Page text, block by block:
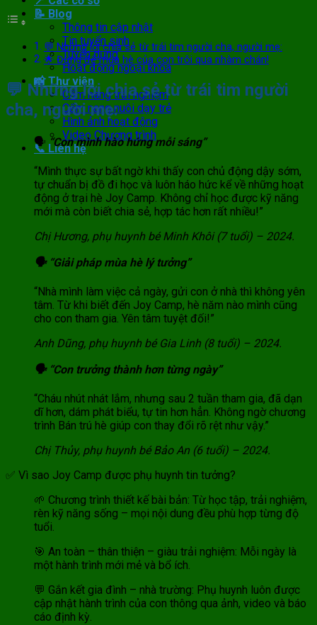
📝 Blog
Thông tin cập nhật
Tin tuyển sinh
Tuyển dụng
Hoạt động ngoại khóa
📸 Thư viện
Cẩm nang trải nghiệm
Cẩm nang nuôi dạy trẻ
Hình ảnh hoạt động
Video Chương trình
📞 Liên hệ
💬 Những lời chia sẻ từ trái tim người cha, người mẹ:
🌟 Đừng để mùa hè của con trôi qua nhàm chán!
💬 Những lời chia sẻ từ trái tim người
cha, người mẹ:
🗣️ “Con mình hào hứng mỗi sáng”
“Mình thực sự bất ngờ khi thấy con chủ động dậy sớm,
tự chuẩn bị đồ đi học và luôn háo hức kể về những hoạt
động ở trại hè Joy Camp. Không chỉ học được kỹ năng
mới mà còn biết chia sẻ, hợp tác hơn rất nhiều!”
Chị Hương, phụ huynh bé Minh Khôi (7 tuổi) – 2024.
🗣️ “Giải pháp mùa hè lý tưởng”
“Nhà mình làm việc cả ngày, gửi con ở nhà thì không yên
tâm. Từ khi biết đến Joy Camp, hè năm nào mình cũng
cho con tham gia. Yên tâm tuyệt đối!”
Anh Dũng, phụ huynh bé Gia Linh (8 tuổi) – 2024.
🗣️ “Con trưởng thành hơn từng ngày”
“Cháu nhút nhát lắm, nhưng sau 2 tuần tham gia, đã dạn
dĩ hơn, dám phát biểu, tự tin hơn hẳn. Không ngờ chương
trình Bán trú hè giúp con thay đổi rõ rệt như vậy.”
Chị Thủy, phụ huynh bé Bảo An (6 tuổi) – 2024.
✅ Vì sao Joy Camp được phụ huynh tin tưởng?
🌱 Chương trình thiết kế bài bản: Từ học tập, trải nghiệm,
rèn kỹ năng sống – mọi nội dung đều phù hợp từng độ
tuổi.
🎯 An toàn – thân thiện – giàu trải nghiệm: Mỗi ngày là
một hành trình mới mẻ và bổ ích.
💬 Gắn kết gia đình – nhà trường: Phụ huynh luôn được
cập nhật hành trình của con thông qua ảnh, video và báo
cáo định kỳ.